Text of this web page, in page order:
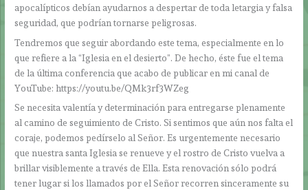
apocalípticos debían ayudarnos a despertar de toda letargia y falsa
seguridad, que podrían tornarse peligrosas.
Tendremos que seguir abordando este tema, especialmente en lo
que refiere a la “Iglesia en el desierto”. De hecho, éste fue el tema
de la última conferencia que acabo de publicar en mi canal de
YouTube: https://youtu.be/QMk3rf3WZeg
Se necesita valentía y determinación para entregarse plenamente
al camino de seguimiento de Cristo. Si sentimos que aún nos falta el
coraje, podemos pedírselo al Señor. Es urgentemente necesario
que nuestra santa Iglesia se renueve y el rostro de Cristo vuelva a
brillar visiblemente a través de Ella. Esta renovación sólo podrá
tener lugar si los llamados por el Señor recorren sinceramente su